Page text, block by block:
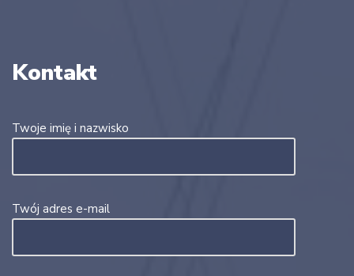
Kontakt
Twoje imię i nazwisko
Twój adres e-mail